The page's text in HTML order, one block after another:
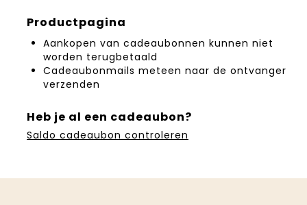
Productpagina
Aankopen van cadeaubonnen kunnen niet
worden terugbetaald
Cadeaubonmails meteen naar de ontvanger
verzenden
Heb je al een cadeaubon?
Saldo cadeaubon controleren